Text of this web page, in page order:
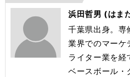
浜田哲男 (はま
千葉県出身。専
業界でのマーケ
ライター業を経
ベースボール・